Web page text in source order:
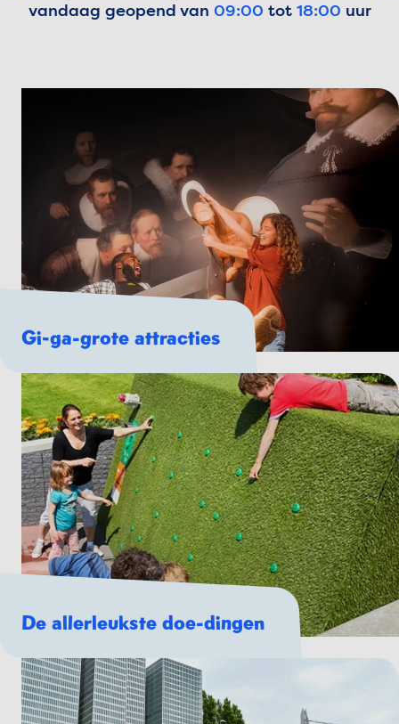
vandaag geopend van 09:00 tot 18:00 uur
Gi-ga-grote attracties
De allerleukste doe-dingen